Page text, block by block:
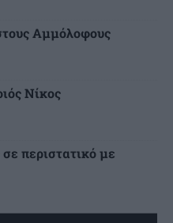
Αμμόλοφους
Νίκος
περιστατικό με